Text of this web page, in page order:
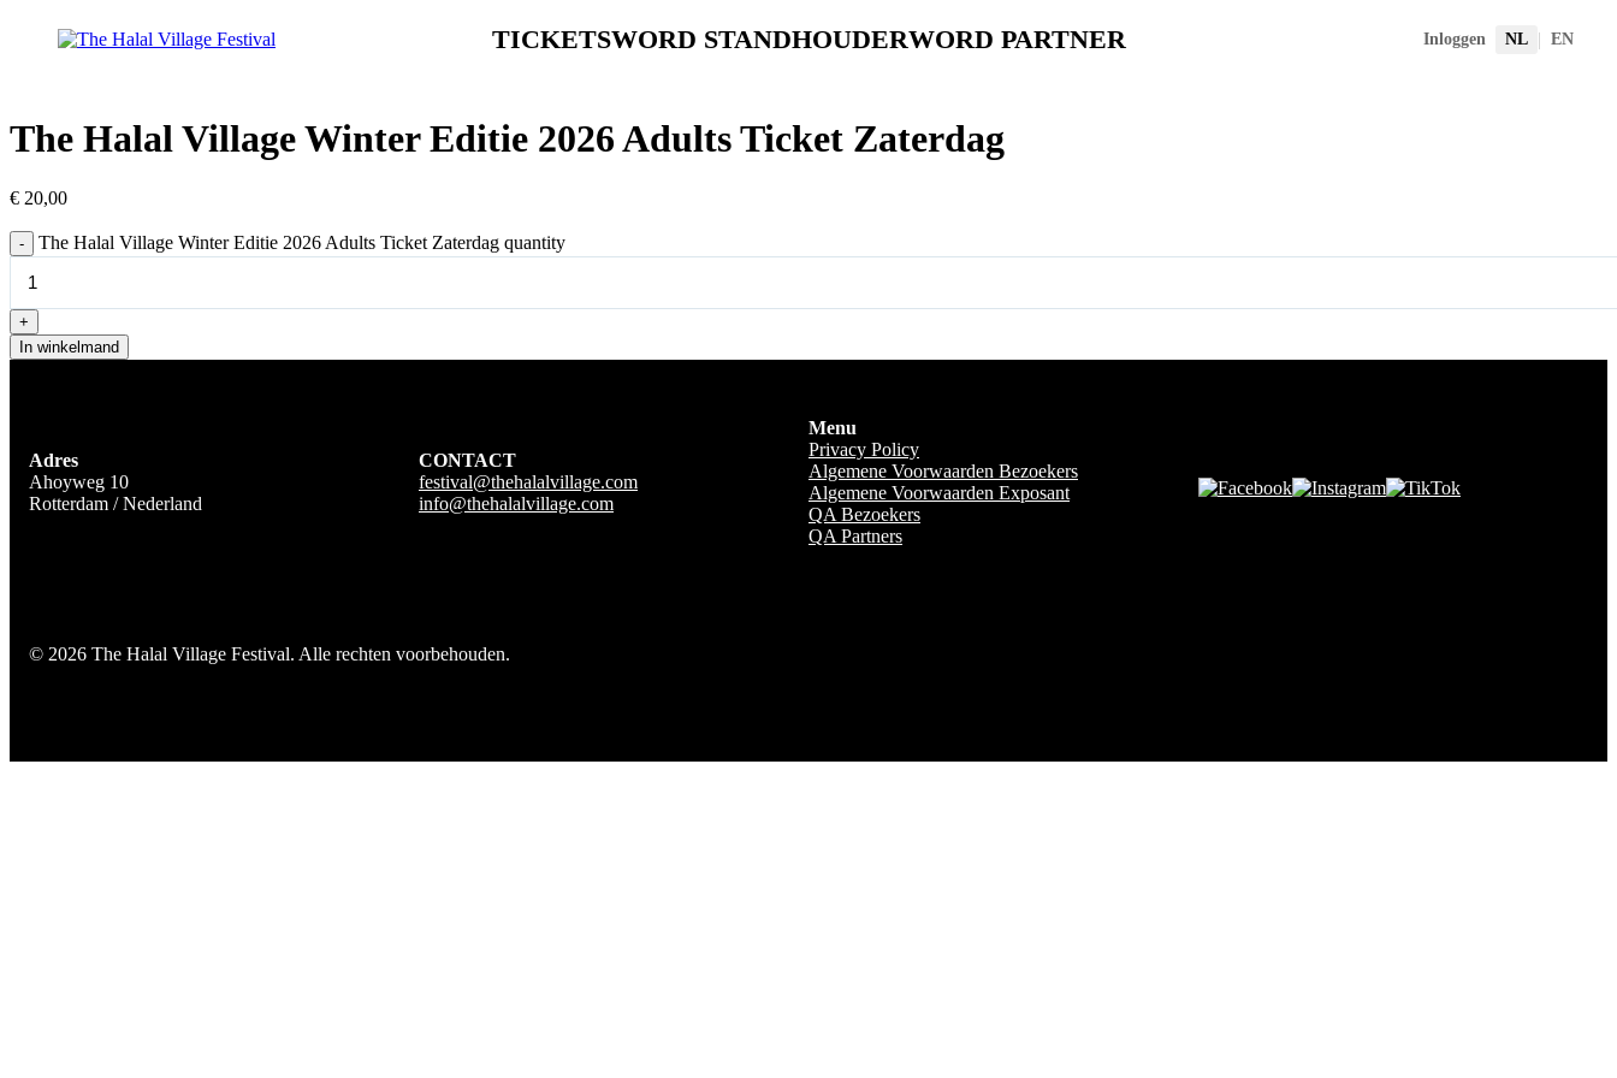
TICKETSWORD STANDHOUDERWORD PARTNER Inloggen NL | EN
The Halal Village Winter Editie 2026 Adults Ticket Zaterdag
€ 20,00
- The Halal Village Winter Editie 2026 Adults Ticket Zaterdag quantity
+
In winkelmand
Adres
Ahoyweg 10
Rotterdam / Nederland
CONTACT
festival@thehalalvillage.com
info@thehalalvillage.com
Menu
Privacy Policy
Algemene Voorwaarden Bezoekers
Algemene Voorwaarden Exposant
QA Bezoekers
QA Partners
© 2026 The Halal Village Festival. Alle rechten voorbehouden.